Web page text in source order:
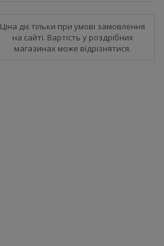
Ціна діє тільки при умові замовлення
на сайті. Вартість у роздрібних
магазинах може відрізнятися.